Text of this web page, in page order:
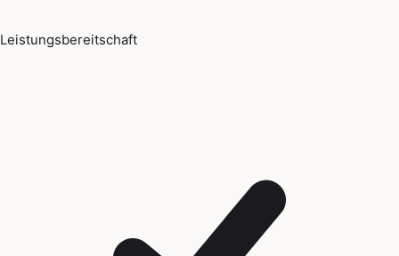
Leistungsbereitschaft